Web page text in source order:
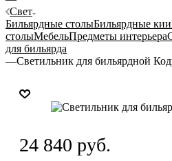
Свет
Бильярдные столыБильярдные кии
столыМебельПредметы интерьера
для бильярда
—Светильник для бильярдной
24 840 руб.